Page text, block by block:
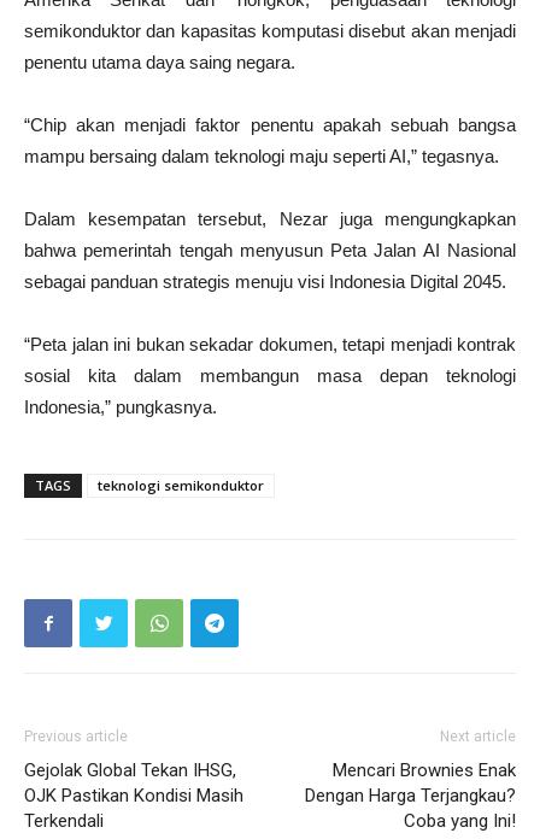
semikonduktor dan kapasitas komputasi disebut akan menjadi
penentu utama daya saing negara.
“Chip akan menjadi faktor penentu apakah sebuah bangsa
mampu bersaing dalam teknologi maju seperti AI,” tegasnya.
Dalam kesempatan tersebut, Nezar juga mengungkapkan
bahwa pemerintah tengah menyusun Peta Jalan AI Nasional
sebagai panduan strategis menuju visi Indonesia Digital 2045.
“Peta jalan ini bukan sekadar dokumen, tetapi menjadi kontrak
sosial kita dalam membangun masa depan teknologi
Indonesia,” pungkasnya.
TAGS teknologi semikonduktor
Previous article
Gejolak Global Tekan IHSG,
OJK Pastikan Kondisi Masih
Terkendali
Next article
Mencari Brownies Enak
Dengan Harga Terjangkau?
Coba yang Ini!